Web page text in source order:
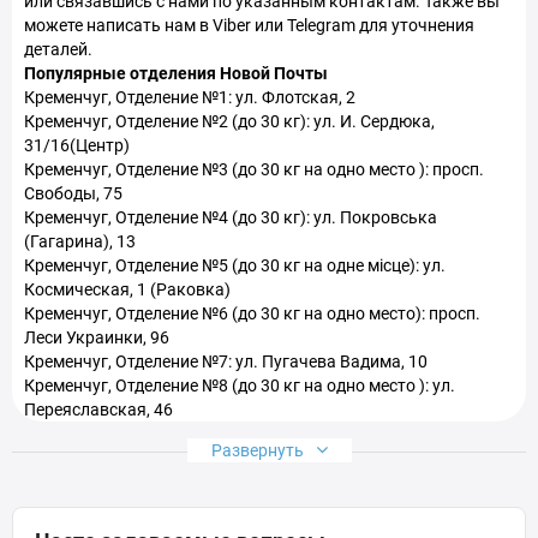
Шапочки для плавания в Кременчуг
можете написать нам в Viber или Telegram для уточнения
деталей.
Популярные отделения Новой Почты
Кременчуг, Отделение №1: ул. Флотская, 2
Кременчуг, Отделение №2 (до 30 кг): ул. И. Сердюка,
31/16(Центр)
Кременчуг, Отделение №3 (до 30 кг на одно место ): просп.
Свободы, 75
Кременчуг, Отделение №4 (до 30 кг): ул. Покровська
(Гагарина), 13
Кременчуг, Отделение №5 (до 30 кг на одне місце): ул.
Космическая, 1 (Раковка)
Кременчуг, Отделение №6 (до 30 кг на одно место): просп.
Леси Украинки, 96
Кременчуг, Отделение №7: ул. Пугачева Вадима, 10
Кременчуг, Отделение №8 (до 30 кг на одно место ): ул.
Переяславская, 46
Бульбы, 12
Ивана Приходько, 42а
Кременчуг, Отделение №11 (до 30 кг на одно место ): пл.
Развернуть